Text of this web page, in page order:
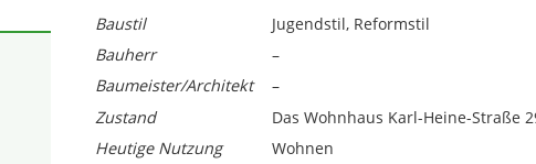
Baustil
Jugendstil, Reformstil
Bauherr
–
Baumeister/Architekt
–
Zustand
Das Wohnhaus Karl-Heine-Straße
Heutige Nutzung
Wohnen